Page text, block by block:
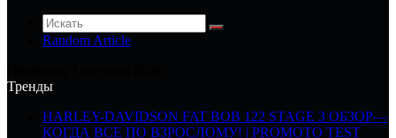
Random Article
Тренды
HARLEY-DAVIDSON FAT BOB 122 STAGE 3 ОБЗОР—
КОГДА ВСЕ ПО ВЗРОСЛОМУ! | PROMOTO TEST